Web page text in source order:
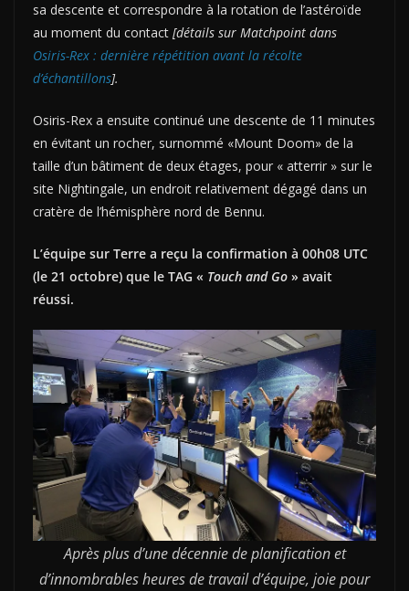
sa descente et correspondre à la rotation de l’astéroïde
au moment du contact [détails sur Matchpoint dans
Osiris-Rex : dernière répétition avant la récolte
d’échantillons].
Osiris-Rex a ensuite continué une descente de 11 minutes
en évitant un rocher, surnommé «Mount Doom» de la
taille d’un bâtiment de deux étages, pour « atterrir » sur le
site Nightingale, un endroit relativement dégagé dans un
cratère de l’hémisphère nord de Bennu.
L’équipe sur Terre a reçu la confirmation à 00h08 UTC
(le 21 octobre) que le TAG « Touch and Go » avait
réussi.
Après plus d’une décennie de planification et
d’innombrables heures de travail d’équipe, joie pour